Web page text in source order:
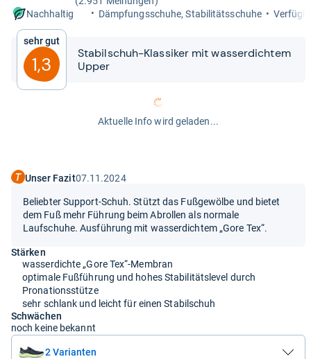
Nachhaltig
Dämp­fungs­schuhe, Sta­bi­li­täts­schuhe
Sehr gut
1,3
Sta­bil­schuh-​​Klas­si­ker mit was­ser­dich­tem
Upper
Aktuelle Info wird geladen...
Unser Fazit07.11.2024
Beliebter Support-Schuh. Stützt das Fußgewölbe und bietet
dem Fuß mehr Führung beim Abrollen als normale
Laufschuhe. Ausführung mit wasserdichtem „Gore Tex“.
Stärken
wasserdichte „Gore Tex“-Membran
optimale Fußführung und hohes Stabilitätslevel durch
Pronationsstütze
sehr schlank und leicht für einen Stabilschuh
Schwächen
noch keine bekannt
2 Varianten